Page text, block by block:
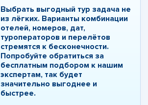
Выбрать выгодный тур задача не
из лёгких. Варианты комбинации
отелей, номеров, дат,
туроператоров и перелётов
стремятся к бесконечности.
Попробуйте обратиться за
бесплатным подбором к нашим
экспертам, так будет
значительно выгоднее и
быстрее.